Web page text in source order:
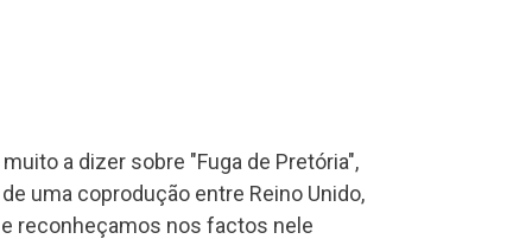
muito a dizer sobre "Fuga de Pretória",
uma coprodução entre Reino Unido,
reconheçamos nos factos nele